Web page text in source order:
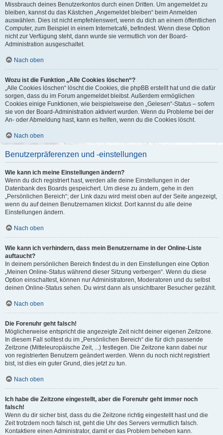
Missbrauch deines Benutzerkontos durch einen Dritten. Um angemeldet zu
bleiben, kannst du das Kästchen „Angemeldet bleiben“ beim Anmelden
auswählen. Dies ist nicht empfehlenswert, wenn du dich an einem öffentlichen
Computer, zum Beispiel in einem Internetcafé, befindest. Wenn diese Option
nicht zur Verfügung steht, dann wurde sie vermutlich von der Board-
Administration ausgeschaltet.
Nach oben
Wozu ist die Funktion „Alle Cookies löschen“?
„Alle Cookies löschen“ löscht die Cookies, die phpBB erstellt hat und die dafür
sorgen, dass du im Forum angemeldet bleibst. Außerdem ermöglichen
Cookies einige Funktionen, wie beispielsweise den „Gelesen“-Status – sofern
sie von der Board-Administration aktiviert wurden. Wenn du Probleme bei der
An- oder Abmeldung hast, kann es helfen, wenn du die Cookies löscht.
Nach oben
Benutzerpräferenzen und -einstellungen
Wie kann ich meine Einstellungen ändern?
Wenn du dich registriert hast, werden alle deine Einstellungen in der
Datenbank des Boards gespeichert. Um diese zu ändern, gehe in den
„Persönlichen Bereich“; der Link dazu wird meist oben auf der Seite angezeigt,
wenn du auf deinen Benutzernamen klickst. Dort kannst du alle deine
Einstellungen ändern.
Nach oben
Wie kann ich verhindern, dass mein Benutzername in der Online-Liste
auftaucht?
In deinem persönlichen Bereich findest du in den Einstellungen eine Option
„Meinen Online-Status während dieser Sitzung verbergen“. Wenn du diese
Option einschaltest, können nur Administratoren, Moderatoren und du selbst
deinen Online-Status sehen. Du wirst dann als unsichtbarer Besucher gezählt.
Nach oben
Die Forenuhr geht falsch!
Möglicherweise entspricht die angezeigte Zeit nicht deiner eigenen Zeitzone.
In diesem Fall solltest du im „Persönlichen Bereich“ die für dich passende
Zeitzone (Mitteleuropäische Zeit, ...) festlegen. Die Zeitzone kann dabei nur
von registrierten Benutzern geändert werden. Wenn du noch nicht registriert
bist, ist dies ein guter Grund, dies jetzt zu tun.
Nach oben
Ich habe die Zeitzone eingestellt, aber die Forenuhr geht immer noch
falsch!
Wenn du dir sicher bist, dass du die Zeitzone richtig eingestellt hast und die
Zeit trotzdem noch falsch ist, geht die Uhr des Servers vermutlich falsch.
Kontaktiere einen Administrator, damit er das Problem beheben kann.